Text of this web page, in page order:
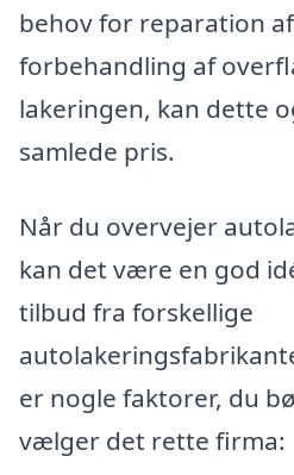
behov for reparation
forbehandling af
lakeringen, kan dette
samlede pris.
Når du overvejer
kan det være en god
tilbud fra forskellige
er nogle faktorer, du
vælger det rette firma: